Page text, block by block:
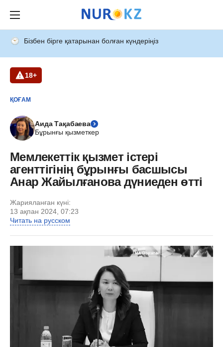
Бізбен бірге қатарынан болған күндеріңіз
18+
ҚОҒАМ
Аида Тақабаева
Бұрынғы қызметкер
Мемлекеттік қызмет істері
агенттігінің бұрынғы басшысы
Анар Жайылғанова дүниеден өтті
Жарияланған күні:
13 ақпан 2024, 07:23
Читать на русском